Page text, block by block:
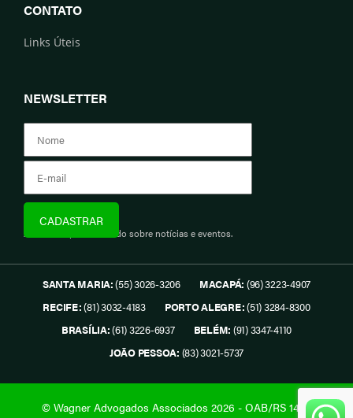
CONTATO
Links Úteis
NEWSLETTER
Assine e fique informado sobre notícias e eventos.
SANTA MARIA:(55) 3026-3206 MACAPÁ: (96) 3223-4907
RECIFE:(81) 3032-4183 PORTO ALEGRE:(51) 3284-8300
BRASÍLIA:(61) 3226-6937 BELÉM: (91) 3347-4110
JOÃO PESSOA: (83) 3021-5737
© Wagner Advogados Associados 2026 - OAB/RS 1419.